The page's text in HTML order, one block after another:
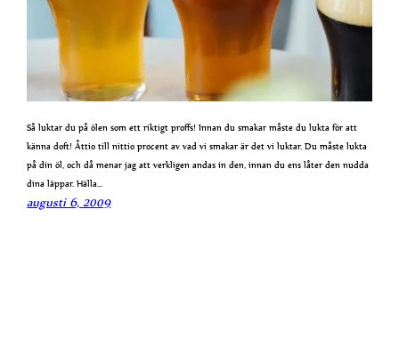
Så luktar du på ölen som ett riktigt proffs! Innan du smakar måste du lukta för att
känna doft! Åttio till nittio procent av vad vi smakar är det vi luktar. Du måste lukta
på din öl, och då menar jag att verkligen andas in den, innan du ens låter den nudda
dina läppar. Hälla…
augusti 6, 2009